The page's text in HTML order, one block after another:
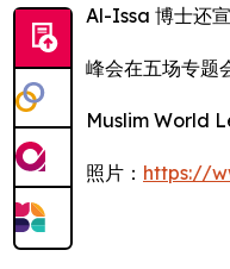
Al-Issa 博士还
峰会在五场专题
Muslim World
照片： https://